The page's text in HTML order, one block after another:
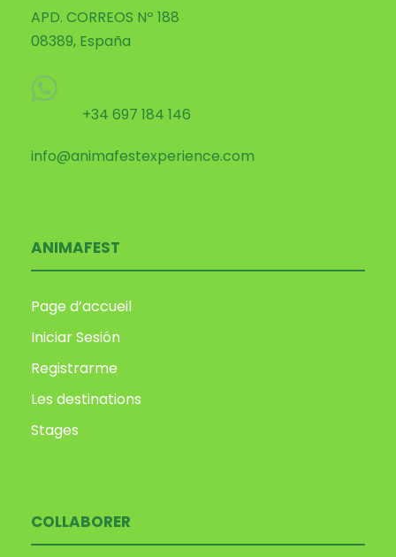
APD. CORREOS Nº 188
08389, España
+34 697 184 146
info@animafestexperience.com
ANIMAFEST
Page d’accueil
Iniciar Sesión
Registrarme
Les destinations
Stages
COLLABORER